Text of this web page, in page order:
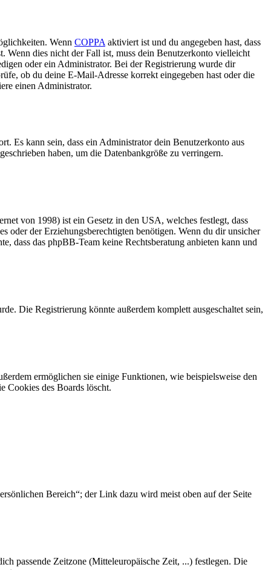
Wenn COPPA aktiviert ist und du angegeben hast, dass
Wenn dies nicht der Fall ist, muss dein Benutzerkonto vielleicht
oder ein Administrator. Bei der Registrierung wurde dir
ob du deine E-Mail-Adresse korrekt eingegeben hast oder die
einen Administrator.
Es kann sein, dass ein Administrator dein Benutzerkonto aus
haben, um die Datenbankgröße zu verringern.
von 1998) ist ein Gesetz in den USA, welches festlegt, dass
oder der Erziehungsberechtigten benötigen. Wenn du dir unsicher
dass das phpBB-Team keine Rechtsberatung anbieten kann und
Die Registrierung könnte außerdem komplett ausgeschaltet sein,
ermöglichen sie einige Funktionen, wie beispielsweise den
Cookies des Boards löscht.
Bereich“; der Link dazu wird meist oben auf der Seite
passende Zeitzone (Mitteleuropäische Zeit, ...) festlegen. Die